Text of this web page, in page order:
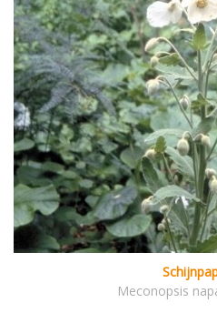
Meconopsis